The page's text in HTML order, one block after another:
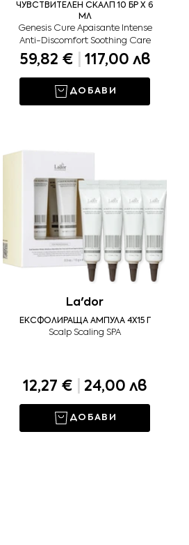
ЧУВСТВИТЕЛЕН СКАЛП 10 БР X 6
МЛ
Genesis Cure Apaisante Intense
Anti-Discomfort Soothing Care
59,82 € 117,00 лв
ДОБАВИ
La'dor
ЕКСФОЛИРАЩА АМПУЛА 4Х15 Г
Scalp Scaling SPA
12,27 € 24,00 лв
ДОБАВИ